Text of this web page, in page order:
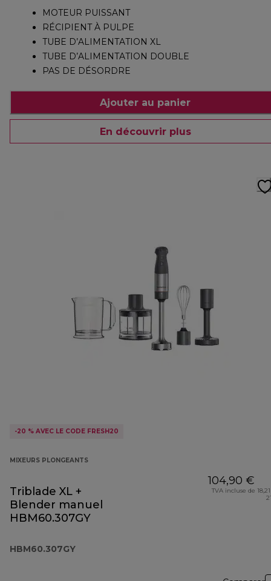
MOTEUR PUISSANT
RÉCIPIENT À PULPE
TUBE D’ALIMENTATION XL
TUBE D’ALIMENTATION DOUBLE
PAS DE DÉSORDRE
Ajouter au panier
En découvrir plus
-20 % AVEC LE CODE FRESH20
MIXEURS PLONGEANTS
Triblade XL +
Blender manuel
HBM60.307GY
HBM60.307GY
104,90 €
TVA incluse de